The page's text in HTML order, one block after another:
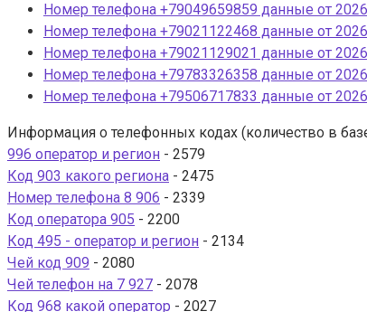
Номер телефона +79049659859 данные от
Номер телефона +79021122468 данные от
Номер телефона +79021129021 данные от
Номер телефона +79783326358 данные от
Номер телефона +79506717833 данные от
Информация о телефонных кодах (количество в
996 оператор и регион - 2579
Код 903 какого региона - 2475
Номер телефона 8 906 - 2339
Код оператора 905 - 2200
Код 495 - оператор и регион - 2134
Чей код 909 - 2080
Чей телефон на 7 927 - 2078
Код 968 какой оператор - 2027